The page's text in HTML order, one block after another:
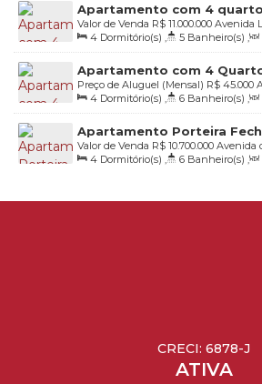
Apartamento com 4
Condomínio Cyano na
R$ 11.000.000
Valor de Venda
Avenida
Condomínio Cyano Exclusive
Tijuca, Rio de Janeiro, Rio de Janeiro,
4 Dormitório(s) , 5 Banheiro(s) ,
Total: 385.00m² , 4 Vaga(s) , Útil:
Apartamento com 4
Condomínio MônacoR$ 45.000
Preço de Aluguel (Mensal)
22630-011, Barra da Tijuca, Rio de
4 Dormitório(s) , 6 Banheiro(s) ,
Total: 392.00m² , 4 Vaga(s) , Útil:
Apartamento Porteira
Golf, 4 Suítes e Vista
R$ 10.700.000
Valor de Venda
Avenida
082, Barra da Tijuca, Rio de Janeiro,
4 Dormitório(s) , 6 Banheiro(s) ,
CRECI: 6878-J
ATIVA